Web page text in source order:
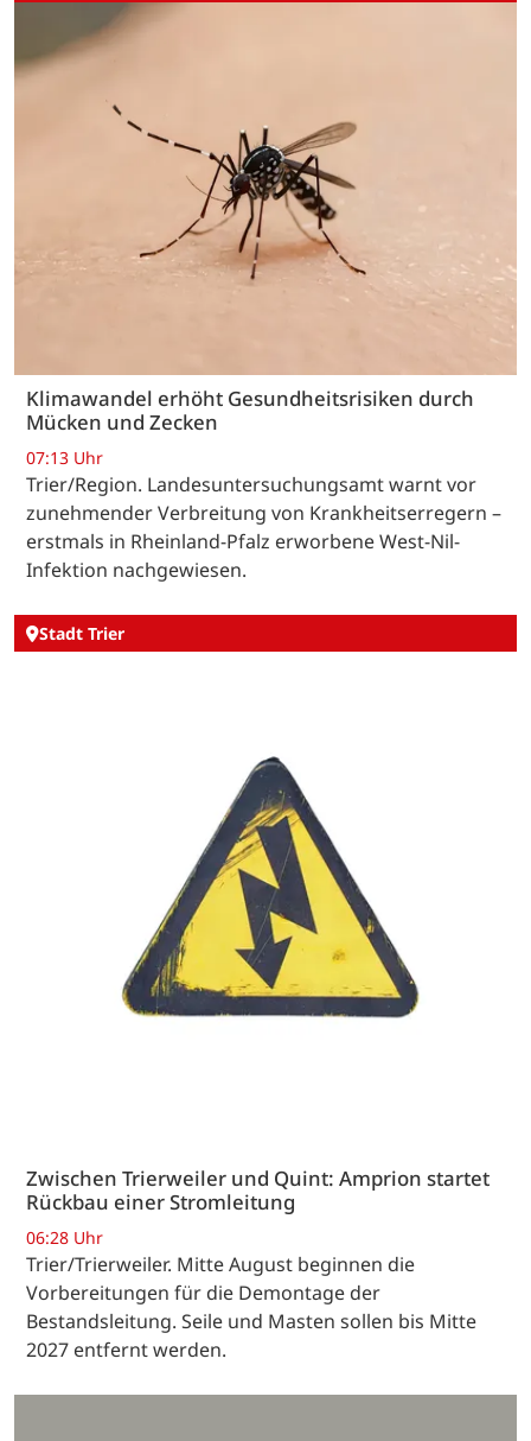
Klimawandel erhöht Gesundheitsrisiken durch
Mücken und Zecken
07:13 Uhr
Trier/Region. Landesuntersuchungsamt warnt vor
zunehmender Verbreitung von Krankheitserregern –
erstmals in Rheinland-Pfalz erworbene West-Nil-
Infektion nachgewiesen.
Stadt Trier
Zwischen Trierweiler und Quint: Amprion startet
Rückbau einer Stromleitung
06:28 Uhr
Trier/Trierweiler. Mitte August beginnen die
Vorbereitungen für die Demontage der
Bestandsleitung. Seile und Masten sollen bis Mitte
2027 entfernt werden.